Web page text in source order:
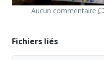
Aucun commentaire
Fichiers liés